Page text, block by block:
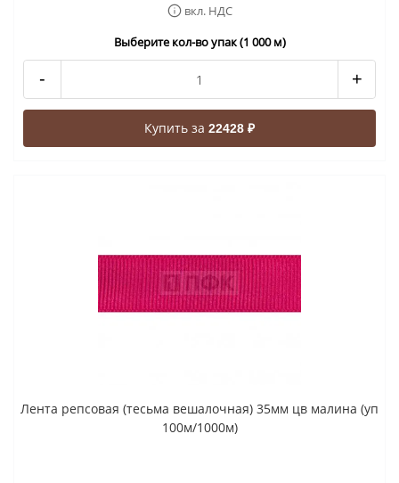
вкл. НДС
Выберите кол-во упак (1 000 м)
- +
Купить за 22428 ₽
Лента репсовая (тесьма вешалочная) 35мм цв малина (уп
100м/1000м)